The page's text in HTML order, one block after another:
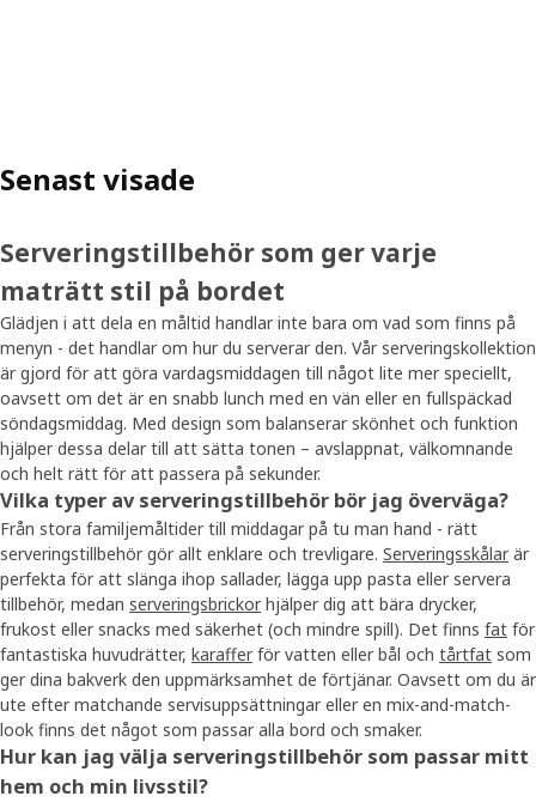
Senast visade
Serveringstillbehör som ger varje
maträtt stil på bordet
Glädjen i att dela en måltid handlar inte bara om vad som finns på
menyn - det handlar om hur du serverar den. Vår serveringskollektion
är gjord för att göra vardagsmiddagen till något lite mer speciellt,
oavsett om det är en snabb lunch med en vän eller en fullspäckad
söndagsmiddag. Med design som balanserar skönhet och funktion
hjälper dessa delar till att sätta tonen – avslappnat, välkomnande
och helt rätt för att passera på sekunder.
Vilka typer av serveringstillbehör bör jag överväga?
Från stora familjemåltider till middagar på tu man hand - rätt
serveringstillbehör gör allt enklare och trevligare. Serveringsskålar är
perfekta för att slänga ihop sallader, lägga upp pasta eller servera
tillbehör, medan serveringsbrickor hjälper dig att bära drycker,
frukost eller snacks med säkerhet (och mindre spill). Det finns fat för
fantastiska huvudrätter, karaffer för vatten eller bål och tårtfat som
ger dina bakverk den uppmärksamhet de förtjänar. Oavsett om du är
ute efter matchande servisuppsättningar eller en mix-and-match-
look finns det något som passar alla bord och smaker.
Hur kan jag välja serveringstillbehör som passar mitt
hem och min livsstil?